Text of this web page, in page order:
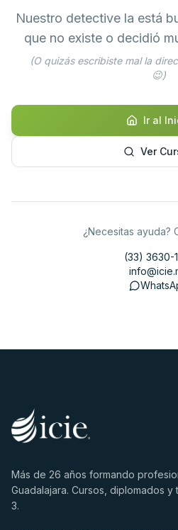
Nuestro detective la está
que no existe o decidió
(O quizás escribiste mal la
😉)
Ir al
Ver
¿Necesitas ayuda?
(33) 3630-
Más de 26 años formando
Guadalajara. Cursos, diplomados
3.